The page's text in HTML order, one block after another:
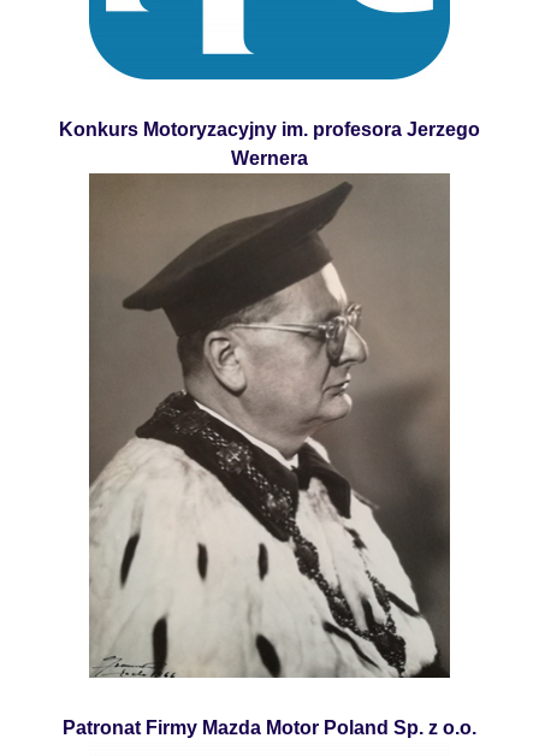
Konkurs Motoryzacyjny im. profesora Jerzego
Wernera
Patronat Firmy Mazda Motor Poland Sp. z o.o.